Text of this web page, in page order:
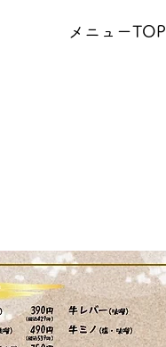
メニューTOP